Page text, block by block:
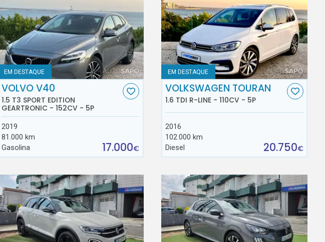
EM DESTAQUE
VOLVO V40
1.5 T3 SPORT EDITION
GEARTRONIC - 152CV - 5P
2019
81.000 km
Gasolina
17.000€
EM DESTAQUE
VOLKSWAGEN TOURAN
1.6 TDI R-LINE - 110CV - 5P
2016
102.000 km
Diesel
20.750€